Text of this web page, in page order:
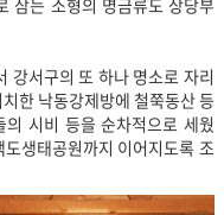
삼는 소형의 명금류도 상당부
강서구의 또 하나 명소로 자리
한 낙동강제방에 철쭉동산 등
시비 등을 순차적으로 세웠
생태공원까지 이어지도록 조